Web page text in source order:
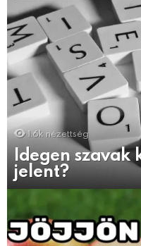
1.6k nézettség
Idegen szavak
jelent?